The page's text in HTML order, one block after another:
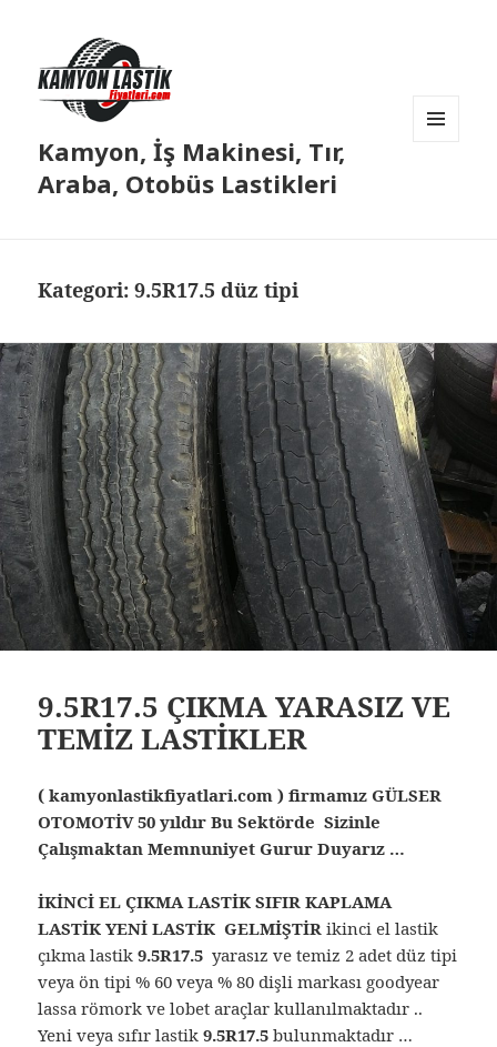
Kamyon, İş Makinesi, Tır,
Araba, Otobüs Lastikleri
Kategori:9.5R17.5 düz tipi
9.5R17.5 ÇIKMA YARASIZ VE
TEMİZ LASTİKLER
( kamyonlastikfiyatlari.com ) firmamız GÜLSER
OTOMOTİV 50 yıldır Bu Sektörde Sizinle
Çalışmaktan Memnuniyet Gurur Duyarız …
İKİNCİ EL ÇIKMA LASTİK SIFIR KAPLAMA
LASTİK YENİ LASTİK GELMİŞTİRikinci el lastik
çıkma lastik 9.5R17.5yarasız ve temiz 2 adet düz tipi
veya ön tipi % 60 veya % 80 dişli markası goodyear
lassa römork ve lobet araçlar kullanılmaktadır ..
Yeni veya sıfır lastik9.5R17.5bulunmaktadır …